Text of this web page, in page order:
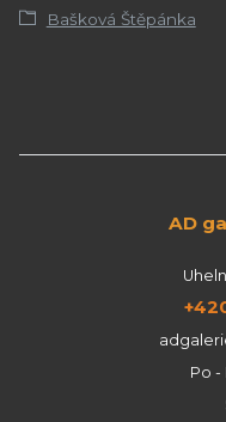
Bašková Štěpánka
AD
Po -